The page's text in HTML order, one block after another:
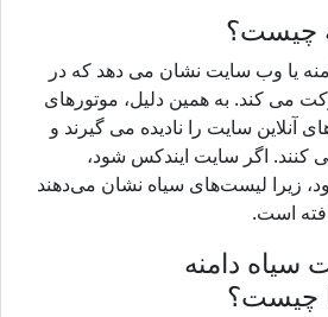
چیست؟
یا وب سایت نشان می دهد که در
می کند. به همین دلیل، موتورهای
سایت را نادیده می گیرند و
اگر سایت ایندکس شود،
زیرا لیست‌های سیاه نشان می‌دهند
است.
دامنه